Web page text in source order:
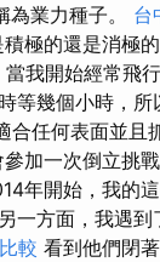
為業力種子。 台
極的還是消極
我開始經常飛
等幾個小時，所
任何表面並且
加一次倒立挑
年開始，我的
一方面，我遇到
較 看到他們閉